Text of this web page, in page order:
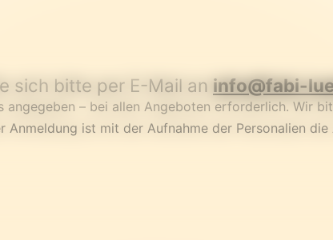
sich bitte per E-Mail an info@fabi-
angegeben – bei allen Angeboten erforderlich. Wir
Anmeldung ist mit der Aufnahme der Personalien